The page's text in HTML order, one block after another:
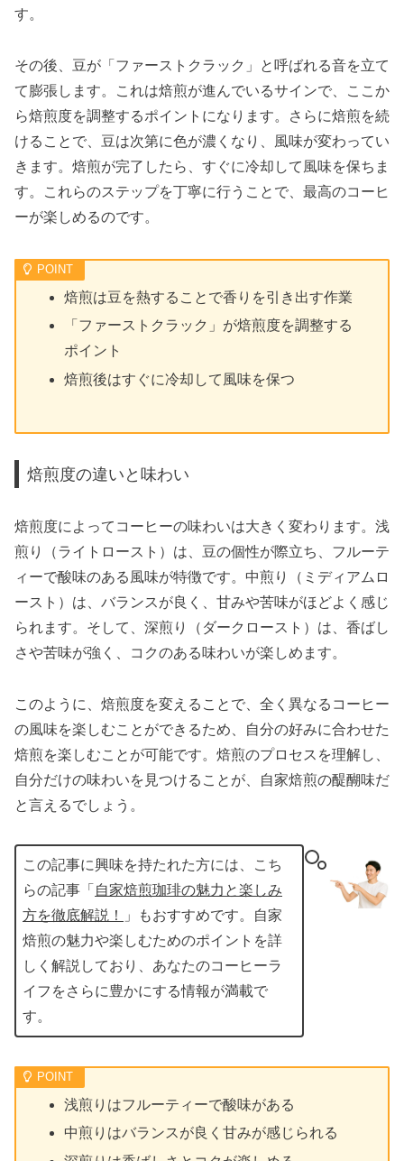
す。
その後、豆が「ファーストクラック」と呼ばれる音を立て
て膨張します。これは焙煎が進んでいるサインで、ここか
ら焙煎度を調整するポイントになります。さらに焙煎を続
けることで、豆は次第に色が濃くなり、風味が変わってい
きます。焙煎が完了したら、すぐに冷却して風味を保ちま
す。これらのステップを丁寧に行うことで、最高のコーヒ
ーが楽しめるのです。
焙煎は豆を熱することで香りを引き出す作業
「ファーストクラック」が焙煎度を調整する
ポイント
焙煎後はすぐに冷却して風味を保つ
焙煎度の違いと味わい
焙煎度によってコーヒーの味わいは大きく変わります。浅
煎り（ライトロースト）は、豆の個性が際立ち、フルーテ
ィーで酸味のある風味が特徴です。中煎り（ミディアムロ
ースト）は、バランスが良く、甘みや苦味がほどよく感じ
られます。そして、深煎り（ダークロースト）は、香ばし
さや苦味が強く、コクのある味わいが楽しめます。
このように、焙煎度を変えることで、全く異なるコーヒー
の風味を楽しむことができるため、自分の好みに合わせた
焙煎を楽しむことが可能です。焙煎のプロセスを理解し、
自分だけの味わいを見つけることが、自家焙煎の醍醐味だ
と言えるでしょう。
この記事に興味を持たれた方には、こち
らの記事「 自家焙煎珈琲の魅力と楽しみ
方を徹底解説！
」もおすすめです。自家
焙煎の魅力や楽しむためのポイントを詳
しく解説しており、あなたのコーヒーラ
イフをさらに豊かにする情報が満載で
す。
浅煎りはフルーティーで酸味がある
中煎りはバランスが良く甘みが感じられる